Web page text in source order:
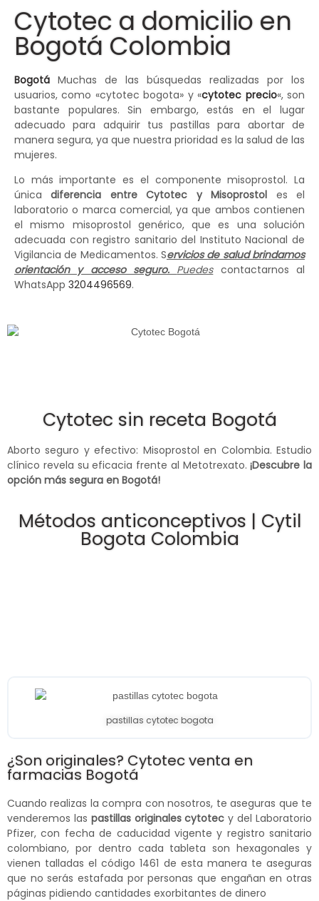
Cytotec a domicilio en
Bogotá Colombia
Bogotá Muchas de las búsquedas realizadas por los
usuarios, como «cytotec bogota» y «cytotec precio«, son
bastante populares. Sin embargo, estás en el lugar
adecuado para adquirir tus pastillas para abortar de
manera segura, ya que nuestra prioridad es la salud de las
mujeres.
Lo más importante es el componente misoprostol. La
únicadiferencia entre Cytotec y Misoprostol es el
laboratorio o marca comercial, ya que ambos contienen
el mismo misoprostol genérico, que es una solución
adecuada con registro sanitario del Instituto Nacional de
Vigilancia de Medicamentos. Servicios de salud brindamos
orientación y acceso seguro. Puedescontactarnos al
WhatsApp 3204496569.
Cytotec sin receta Bogotá
Aborto seguro y efectivo: Misoprostol en Colombia. Estudio
clínico revela su eficacia frente al Metotrexato.¡Descubre la
opción más segura en Bogotá!
Métodos anticonceptivos | Cytil
Bogota Colombia
pastillas cytotec bogota
¿Son originales? Cytotec venta en
farmacias Bogotá
Cuando realizas la compra con nosotros, te aseguras que te
venderemos las pastillas originales cytotec y del Laboratorio
Pfizer, con fecha de caducidad vigente y registro sanitario
colombiano, por dentro cada tableta son hexagonales y
vienen talladas el código 1461 de esta manera te aseguras
que no serás estafada por personas que engañan en otras
páginas pidiendo cantidades exorbitantes de dinero